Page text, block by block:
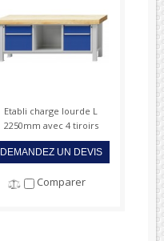
Etabli charge lourde L
2250mm avec 4 tiroirs
DEMANDEZ UN DEVIS
Comparer